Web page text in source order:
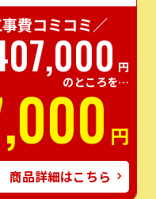
費コミコミ／
円
のところを…
円
商品詳細はこちら